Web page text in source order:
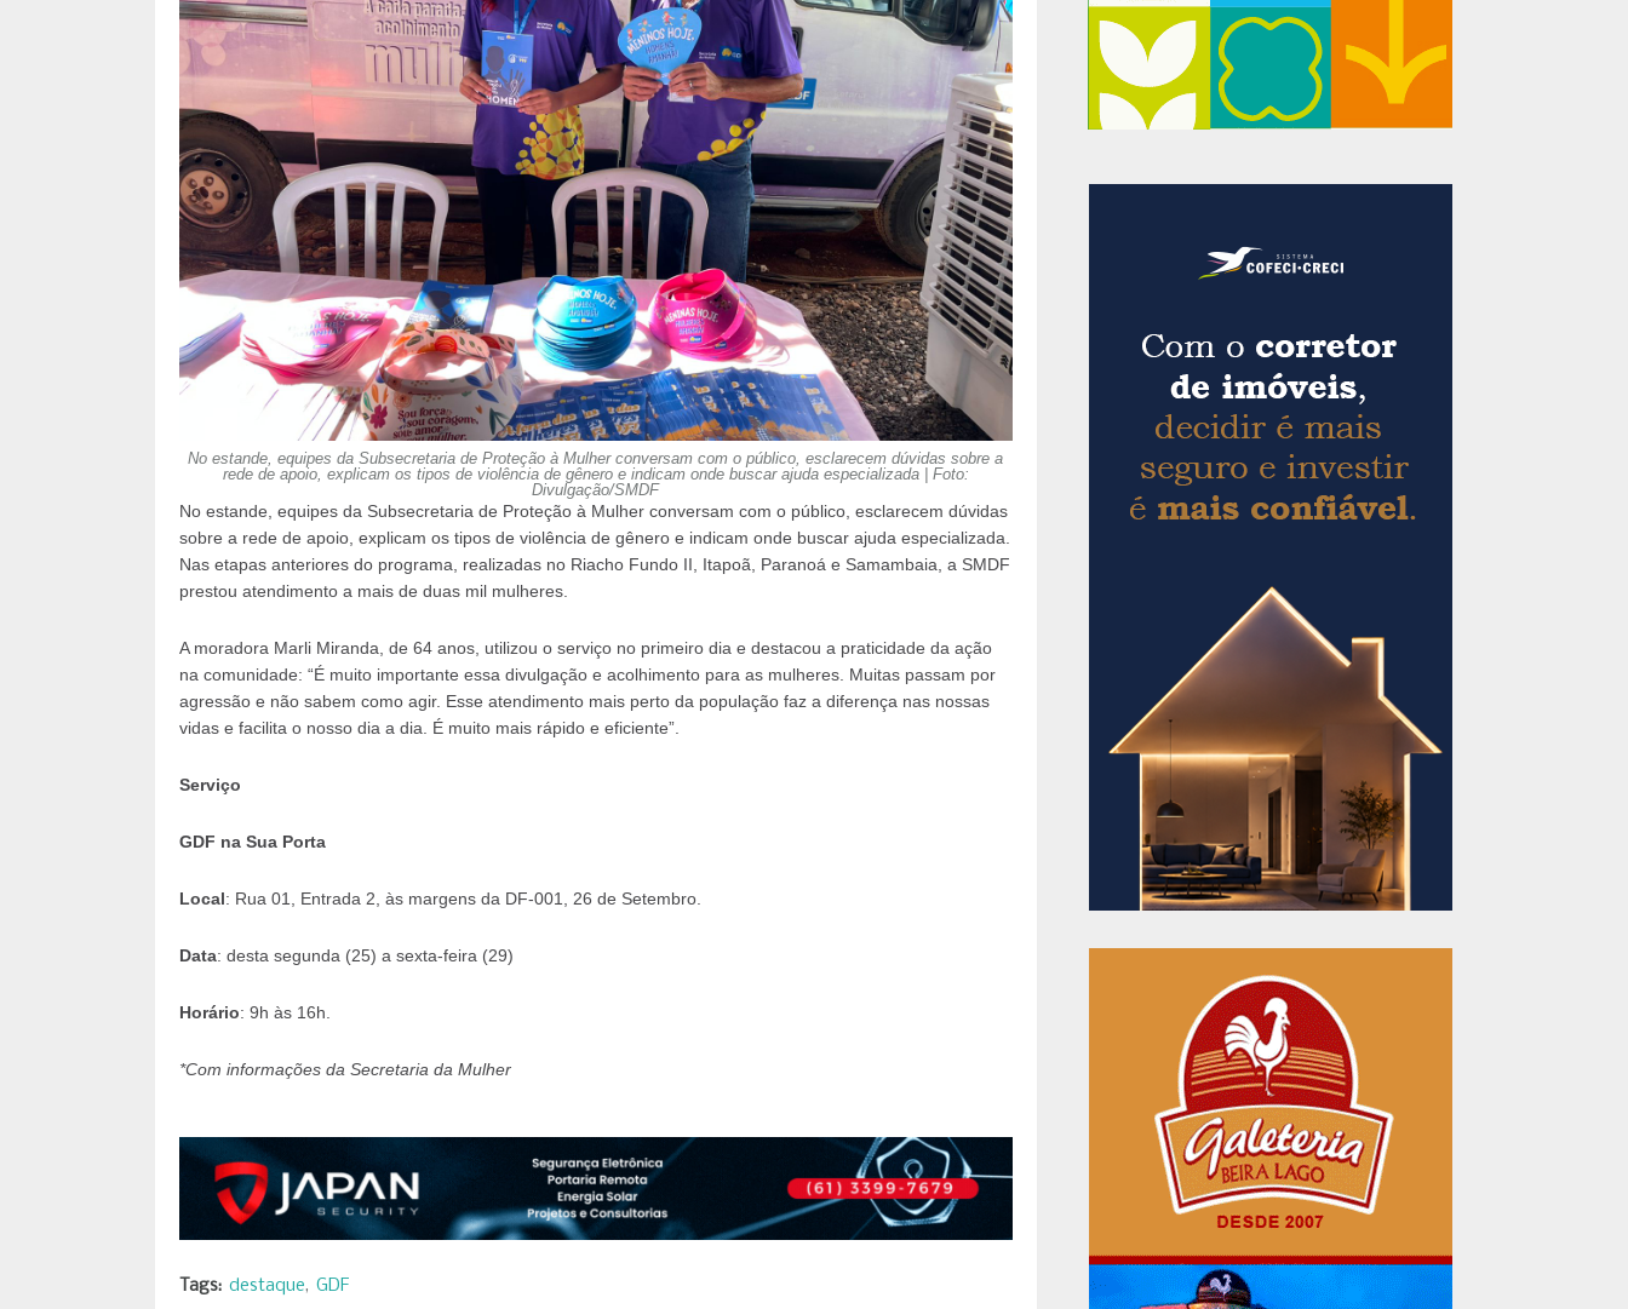
No estande, equipes da Subsecretaria de Proteção à Mulher conversam com o público, esclarecem dúvidas sobre a
rede de apoio, explicam os tipos de violência de gênero e indicam onde buscar ajuda especializada | Foto:
Divulgação/SMDF
No estande, equipes da Subsecretaria de Proteção à Mulher conversam com o público, esclarecem dúvidas
sobre a rede de apoio, explicam os tipos de violência de gênero e indicam onde buscar ajuda especializada.
Nas etapas anteriores do programa, realizadas no Riacho Fundo II, Itapoã, Paranoá e Samambaia, a SMDF
prestou atendimento a mais de duas mil mulheres.
A moradora Marli Miranda, de 64 anos, utilizou o serviço no primeiro dia e destacou a praticidade da ação
na comunidade: “É muito importante essa divulgação e acolhimento para as mulheres. Muitas passam por
agressão e não sabem como agir. Esse atendimento mais perto da população faz a diferença nas nossas
vidas e facilita o nosso dia a dia. É muito mais rápido e eficiente”.
Serviço
GDF na Sua Porta
Local: Rua 01, Entrada 2, às margens da DF-001, 26 de Setembro.
Data: desta segunda (25) a sexta-feira (29)
Horário: 9h às 16h.
*Com informações da Secretaria da Mulher
Tags: destaque GDF